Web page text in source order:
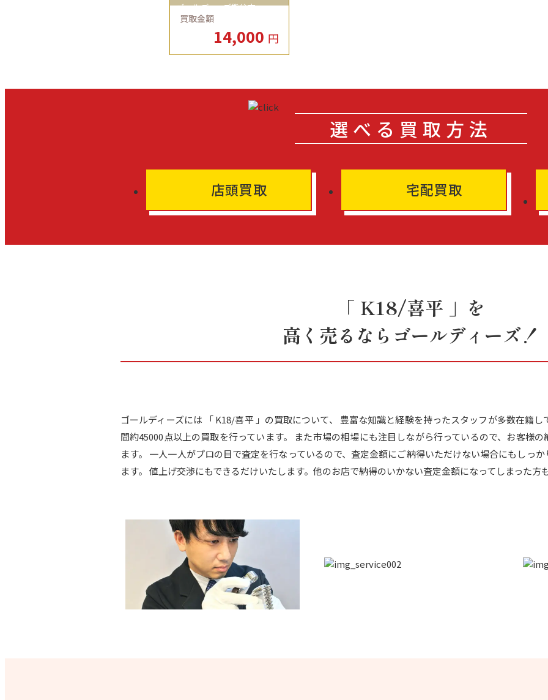
ゴールディーズ熊谷店
買取金額
14,000 円
選べる買取方法
店頭買取 宅配買取
「 K18/喜平 」を
高く売るならゴールディーズ！
ゴールディーズには 「 K18/喜平 」の買取について、 豊富な知識と経験を持ったスタッフが多数在籍
間約45000点以上の買取を行っています。 また市場の相場にも注目しながら行っているので、お客様
ます。 一人一人がプロの目で査定を行なっているので、査定金額にご納得いただけない場合にもしっ
ます。 値上げ交渉にもできるだけいたします。他のお店で納得のいかない査定金額になってしまった方